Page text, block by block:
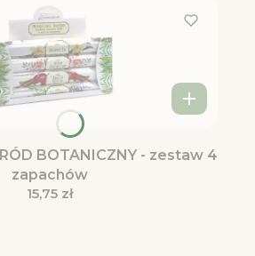
BOTANICZNY - zestaw 4
zapachów
Cena
15,75 zł